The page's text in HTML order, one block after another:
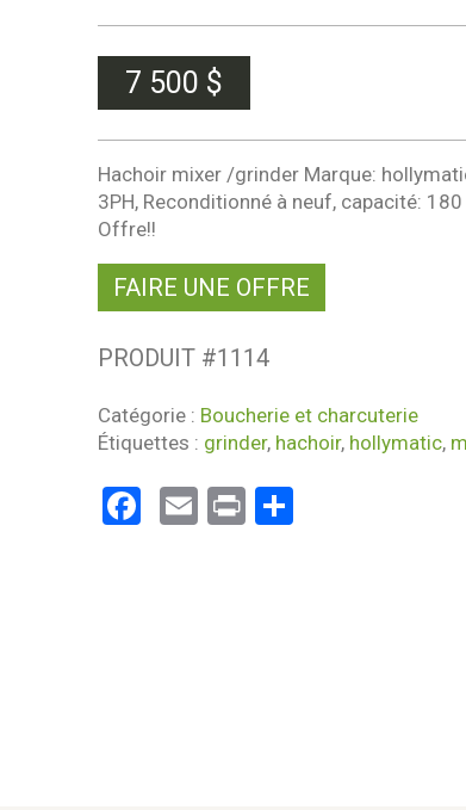
7 500 $
Hachoir mixer /grinder Marque:
3PH, Reconditionné à neuf, capacité:
Offre!!
FAIRE UNE OFFRE
PRODUIT #1114
Catégorie : Boucherie et charcuterie
Étiquettes : grinder, hachoir, hollymatic,
Facebook
Email
PrintPartager